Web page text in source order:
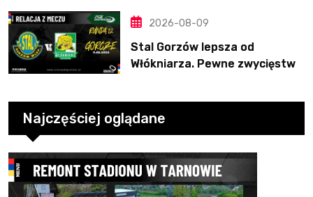
2026-08-09
Stal Gorzów lepsza od
Włókniarza. Pewne zwycięstwo
Najczęściej oglądane